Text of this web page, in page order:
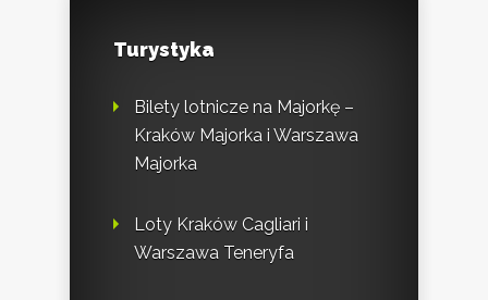
Turystyka
Bilety lotnicze na Majorkę –
Kraków Majorka i Warszawa
Majorka
Loty Kraków Cagliari i
Warszawa Teneryfa